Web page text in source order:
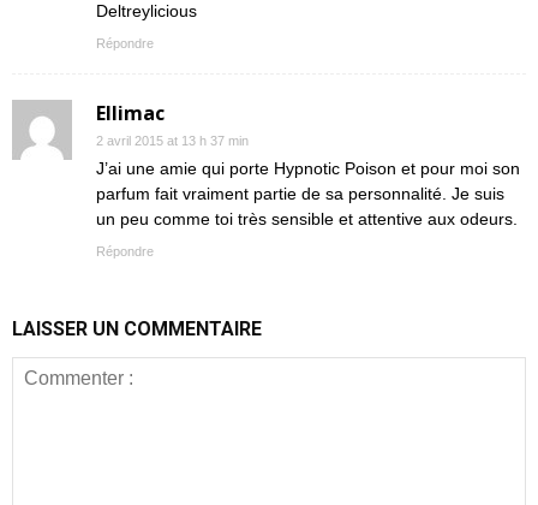
Deltreylicious
Répondre
Ellimac
2 avril 2015 at 13 h 37 min
J’ai une amie qui porte Hypnotic Poison et pour moi son
parfum fait vraiment partie de sa personnalité. Je suis
un peu comme toi très sensible et attentive aux odeurs.
Répondre
LAISSER UN COMMENTAIRE